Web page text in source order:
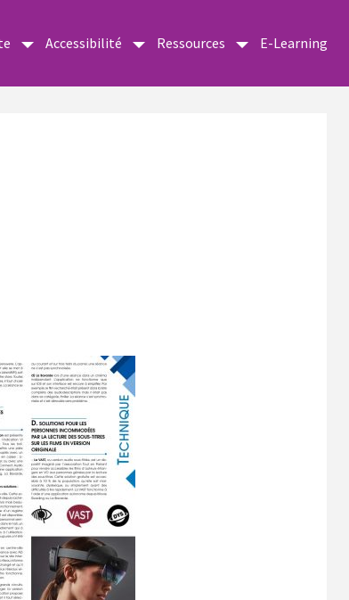
Accessibilité Ressources E-Learning